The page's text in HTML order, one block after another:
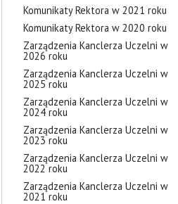
Komunikaty Rektora w 2021 roku
Komunikaty Rektora w 2020 roku
Zarządzenia Kanclerza Uczelni w
2026 roku
Zarządzenia Kanclerza Uczelni w
2025 roku
Zarządzenia Kanclerza Uczelni w
2024 roku
Zarządzenia Kanclerza Uczelni w
2023 roku
Zarządzenia Kanclerza Uczelni w
2022 roku
Zarządzenia Kanclerza Uczelni w
2021 roku